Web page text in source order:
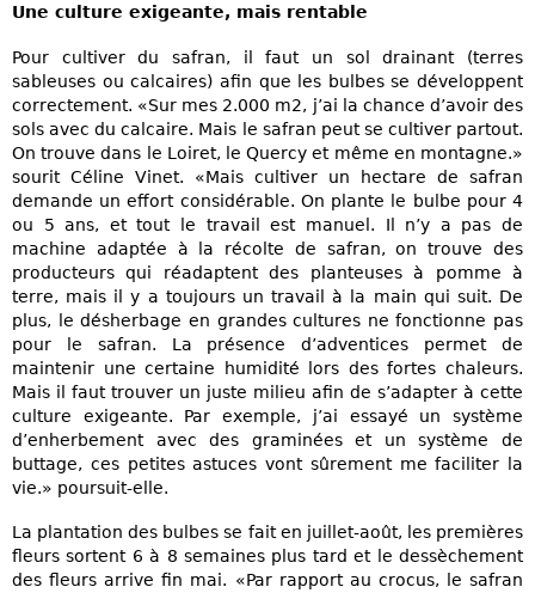
Une culture exigeante, mais rentable
Pour cultiver du safran, il faut un sol drainant (terres
sableuses ou calcaires) afin que les bulbes se développent
correctement. «Sur mes 2.000 m2, j’ai la chance d’avoir des
sols avec du calcaire. Mais le safran peut se cultiver partout.
On trouve dans le Loiret, le Quercy et même en montagne.»
sourit Céline Vinet. «Mais cultiver un hectare de safran
demande un effort considérable. On plante le bulbe pour 4
ou 5 ans, et tout le travail est manuel. Il n’y a pas de
machine adaptée à la récolte de safran, on trouve des
producteurs qui réadaptent des planteuses à pomme à
terre, mais il y a toujours un travail à la main qui suit. De
plus, le désherbage en grandes cultures ne fonctionne pas
pour le safran. La présence d’adventices permet de
maintenir une certaine humidité lors des fortes chaleurs.
Mais il faut trouver un juste milieu afin de s’adapter à cette
culture exigeante. Par exemple, j’ai essayé un système
d’enherbement avec des graminées et un système de
buttage, ces petites astuces vont sûrement me faciliter la
vie.» poursuit-elle.
La plantation des bulbes se fait en juillet-août, les premières
fleurs sortent 6 à 8 semaines plus tard et le dessèchement
des fleurs arrive fin mai. «Par rapport au crocus, le safran